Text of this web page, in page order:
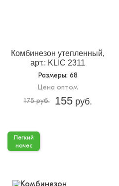
Комбинезон утепленный,
арт.: KLIC 2311
Размеры: 68
Цена оптом
175 руб.
155руб.
Легкий
начес